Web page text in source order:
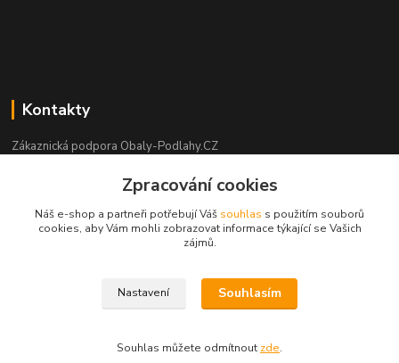
Kontakty
Zákaznická podpora Obaly-Podlahy.CZ
(Po-Pá, 8:00-16:00 hod.)
info@obaly-podlahy.cz
copyright obaly-podlahy.cz - Aleš Podhorský 2021
Zpracování cookies
Náš e-shop a partneři potřebují Váš souhlas s použitím souborů
cookies, aby Vám mohli zobrazovat informace týkající se Vašich
zájmů.
Nastavení Souhlasím
Souhlas můžete odmítnout zde.